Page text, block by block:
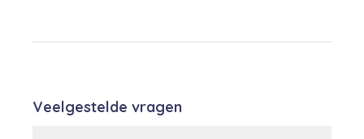
Veelgestelde vragen